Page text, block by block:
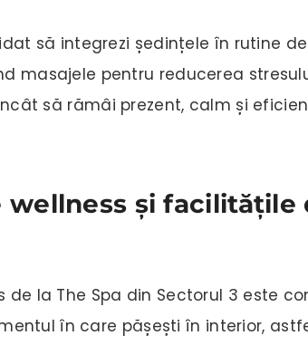
să integrezi ședințele în rutine
masajele pentru reducerea
să rămâi prezent, calm și
și facilitățile
de la The Spa din Sectorul 3 este
în care pășești în interior,